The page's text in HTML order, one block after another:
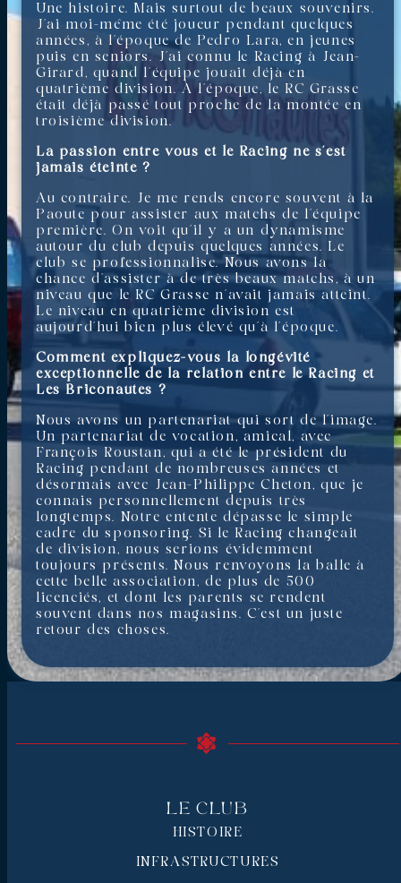
Une histoire. Mais surtout de beaux souvenirs.
J’ai moi-même été joueur pendant quelques
années, à l’époque de Pedro Lara, en jeunes
puis en seniors. J’ai connu le Racing à Jean-
Girard, quand l’équipe jouait déjà en
quatrième division. À l’époque, le RC Grasse
était déjà passé tout proche de la montée en
troisième division.
La passion entre vous et le Racing ne s’est
jamais éteinte ?
Au contraire. Je me rends encore souvent à la
Paoute pour assister aux matchs de l’équipe
première. On voit qu’il y a un dynamisme
autour du club depuis quelques années. Le
club se professionnalise. Nous avons la
chance d’assister à de très beaux matchs, à un
niveau que le RC Grasse n’avait jamais atteint.
Le niveau en quatrième division est
aujourd’hui bien plus élevé qu’à l’époque.
Comment expliquez-vous la longévité
exceptionnelle de la relation entre le Racing et
Les Briconautes ?
Nous avons un partenariat qui sort de l’image.
Un partenariat de vocation, amical, avec
François Roustan, qui a été le président du
Racing pendant de nombreuses années et
désormais avec Jean-Philippe Cheton, que je
connais personnellement depuis très
longtemps. Notre entente dépasse le simple
cadre du sponsoring. Si le Racing changeait
de division, nous serions évidemment
toujours présents. Nous renvoyons la balle à
cette belle association, de plus de 500
licenciés, et dont les parents se rendent
souvent dans nos magasins. C’est un juste
retour des choses.
Le Club
HISTOIRE
INFRASTRUCTURES